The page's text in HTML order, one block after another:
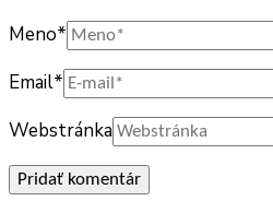
Meno*
Email*
Webstránka